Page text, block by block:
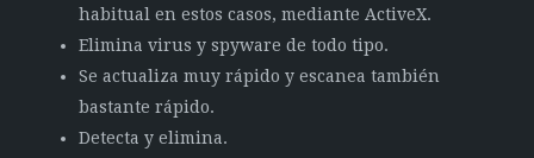
habitual en estos casos, mediante ActiveX.
Elimina virus y spyware de todo tipo.
Se actualiza muy rápido y escanea también
bastante rápido.
Detecta y elimina.